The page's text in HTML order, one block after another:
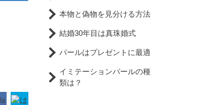
本物と偽物を見分ける方法
結婚30年目は真珠婚式
パールはプレゼントに最適
イミテーションパールの種
類は？